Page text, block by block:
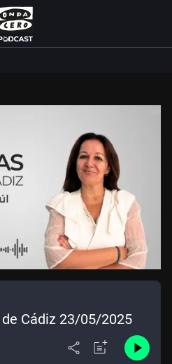
Cádiz 23/05/2025